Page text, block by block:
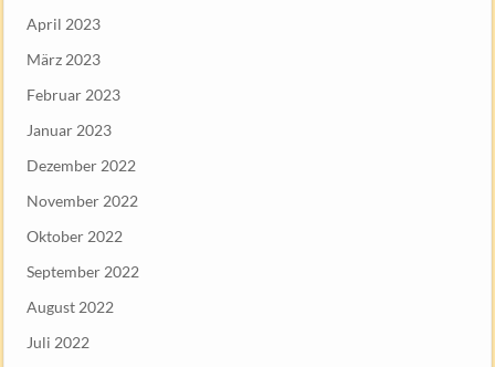
April 2023
März 2023
Februar 2023
Januar 2023
Dezember 2022
November 2022
Oktober 2022
September 2022
August 2022
Juli 2022